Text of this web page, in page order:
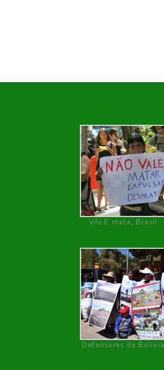
VALE mata, Brasil
Defensoras de Bolivia